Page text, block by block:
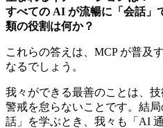
すべての AI が流暢に「会話」
類の役割は何か？
これらの答えは、MCP が普及
なるでしょう。
我々ができる最善のことは、
警戒を怠らないことです。結
話」を学ぶとき、我々も「AI